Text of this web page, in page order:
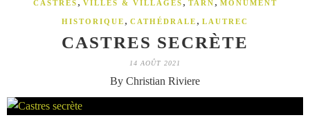
CASTRES VILLES & VILLAGES TARN MONUMENT
HISTORIQUE , CATHÉDRALE , LAUTREC
CASTRES SECRÈTE
14 AOÛT 2021
By Christian Riviere